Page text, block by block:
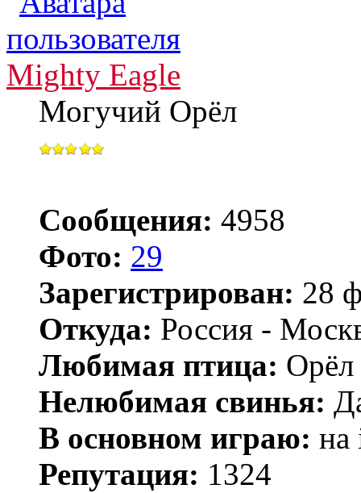
Mighty Eagle
Могучий Орёл
Сообщения: 4958
Фото: 29
Зарегистрирован: 28
Откуда: Россия -
Любимая птица:
Нелюбимая свинья:
В основном играю: на
Репутация: 1324